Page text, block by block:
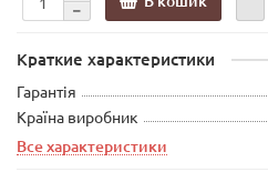
Краткие характеристики
Гарантія
Країна виробник
Все характеристики